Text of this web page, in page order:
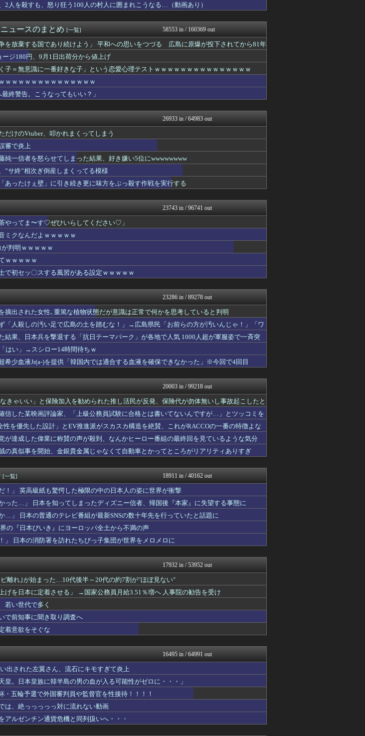
は慣行だった』と衝撃発言！日韓ワー...
世界の憂鬱 海外・韓国の反...
準決勝進出
2ch名人
れ」が始まる
かせまと！
ガチで東北最強へｗｗｗｗｗｗｗｗｗｗ
なんJクエスト
て検討開始
なんJ PRIDE
たろ！」←これｗｗｗ
るほど凄かったｗｗｗｗｗ
【サッカー まとめ】サカラ...
単身赴任でほとんど帰らない癖に.....
鬼女の宅配便 - 修羅場・...
年WNBAドラフトへの参加を宣言
バスケまとめ・COM
なはずはない、日本は上位なはずだ」...
「おことば」にネット民驚嘆
NEWSまとめもりー｜2c...
館競馬場へ入厩 573キロ 矢作師「...
ウマ娘うまぴょい速報
キャ女子「…ﾋｭｯ」→結果・・・
か』をハロコンで初披露ｷﾀ━...
℃-ute派なんday
ｗｗｗｗｗｗｗ
と話題に
プリキュアのまとめ
､重篤な植物状態だが意識は正常で何...
おーるじゃんる
？
トレンドの通り道
できないレベルで固定される
ぶる速-VIP
がこちらｗｗｗｗｗ
なんJクエスト
らない」・・・・・・・・・
なんJクエスト
タセンター建てるわ」
笑顔で「はい、次〇〇の番！」とハサ...
修羅場ライフ速報
ーブ、ガチで強すぎるｗｗｗｗ
時が止まってしまっていると話題にｗ...
よ」←これ！
アニゲー速報
に行くそうですよ
備員を呼ぶと伝えた。すると会計台を...
修羅の華-家庭・生活まとめ
命令！←「知ってた」（海外の反応）
海外さんいらっしゃい 海外...
った…10代後半～20代の約7割...
痛いニュース(ﾉ∀`)
とエロいと話題
いたしん！
えすえすログ
月1日出荷分から値上げ
アルファルファモザイク＠ネ...
なってもいい？」
で行くんだな！
艦これ速報 艦隊これくしょ...
投資ちゃんねる
とデートか？
でしょう」【IF】
SS 森きのこ！
員さん、3億3400万円しか回...
なんJクエスト
コンテンツが入ってくるのは許せない...
ゲーム実況者速報＠YouT...
してくれたら、 そのまま食べるから...
ほんわかMkⅡ
るのか助かるな（8/9）
コンテンツ・声優 | ラブ...
ぶな！」 涙ながらに訴え「俺を何...
footballnet【サ...
乃木通 乃木坂46櫻坂46...
スターライト速報 -遊戯王...
いんだ？私に見えない何かが見えてい...
ガラパゴスジャパン - 海...
んだけどE5甲で使うために育てる価...
あ艦これ ～艦隊これくしょ...
つあるよな → 「どうせアメリカは...
Red4 海外の反応まとめ
金受給対象？おかしいだろ！」政府の...
韓国ニュース反応まとめ
子小学生をめちゃくちゃにヤってしま...
ポッカキット
カンダタ速報
ツドリンクやゼリー飲料持参も
資格ちゃんねる
局の新人アナウンサーwwwwww
乃木坂46まとめ 乃木りん...
いつｗｗｗｗｗｗｗｗ...
を呼ばなかったの？」→医師の厳しい...
素敵な鬼女様
「Jr(a-)」を提供＝韓国SNS...
国難にあってもの申す！！
と大量物資を積んで熊本へ・・・・・...
なんJクエスト
知る
のか？…中国メディア！
姻窓口が大行列＆芸能人も結婚...
ラビット速報
それを控えさせた方がいいのか塾の人...
かぞくちゃんねる
復帰を熱望【MLB】
ボールパーク速報 海外の反...
のジャンルはそろそろ終わりかな」
ゴールデンタイムズ
知ってしまう・・・・・・・・・
なんJクエスト
ちゃ充実してる……これ革命やろｗ...
なんJ PRIDE
れてるの？
り遥かに弱いノロケ砲をお見舞いする...
♡ぜひいらしてください♡」
ぴこ速(〃'∇'〃)？
してしまうwwwwwwww
なんじぇいスタジアム＠なん...
2人を殺すも、怒り狂う100人の村人に囲まれこうなる…（動画あり）
ュースのまとめ [一覧] 58553 in / 160369 out
を放棄する国であり続けよう」 平和への思いをつづる 広島に原爆が投下されてから81年
ージ180円、9月1日出荷分から値上げ
子＝無意識に一番好きな子」という恋愛心理テストｗｗｗｗｗｗｗｗｗｗｗｗｗｗｗ
ｗｗｗｗｗｗｗｗｗｗｗｗｗｗ
終警告。こうなってもいい？」
26933 in / 64983 out
だけのVtuber、叩かれまくってしまう
審で炎上
純一信者を怒らせてしまった結果、好き嫌い5位にwwwwwwww
”サ終”相次ぎ倒産しまくってる模様
あったけぇ壁」に引き続き更に味方をぶっ殺す作戦を実行する
23743 in / 96741 out
やってま〜す♡ぜひいらしてください♡」
ミクなんだよｗｗｗｗｗ
が判明ｗｗｗｗｗ
ｗｗｗｗｗ
で初セッ〇スする風習がある設定ｗｗｗｗｗ
23286 in / 89278 out
摘出された女性､重篤な植物状態だが意識は正常で何かを思考していると判明
「人殺しの汚い足で広島の土を踏むな！」→広島県民「お前らの方が汚いんじゃ！」「ワ
結果、日本兵を撃退する「抗日テーマパーク」が各地で人気 1000人超が軍服姿で一斉突
はい」→スシロー14時間待ちｗ
希少血液Jr(a-)を提供「韓国内では適合する血液を確保できなかった」※今回で4回目
20003 in / 99218 out
きゃいい」と保険加入を勧められた推し活民が反発、保険代が勿体無いし事故起こしたと
信した某映画評論家、「上級公務員試験に合格とは書いてないんですが…」とツッコミを
性を優先した設計」とEV推進派がスカスカ構造を絶賛、これがRACCOの一番の特徴よな
が達成した偉業に称賛の声が殺到、なんかヒーロー番組の最終回を見ているような気分
の真似事を開始、金銀貴金属じゃなくて自動車とかってところがリアリティありすぎ
[一覧] 18911 in / 40162 out
！」 英高級紙も驚愕した極限の中の日本人の姿に世界が衝撃
った…」 日本を知ってしまったディズニー信者、帰国後『本家』に失望する事態に
…」 日本の普通のテレビ番組が最新SNSの数十年先を行っていたと話題に
の『日本びいき』にヨーロッパ全土から不満の声
」 日本の消防署を訪れたちびっ子集団が世界をメロメロに
17932 in / 53952 out
離れ｣が始まった…10代後半～20代の約7割が"ほぼ見ない"
げを日本に定着させる」 →国家公務員月給3.51％増へ 人事院の勧告を受け
若い世代で多く
で前知事に聞き取り調査へ
着意欲をそぐな
16495 in / 64991 out
出された左翼さん、流石にキモすぎて炎上
皇。日本皇族に韓半島の男の血が入る可能性がゼロに・・・」
・五輪予選で外国審判員や監督官を性接待！！！！
は、絶っっっっっ対に流れない動画
アルゼンチン通貨危機と同列扱いへ・・・